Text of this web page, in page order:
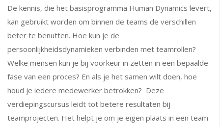
De kennis, die het basisprogramma Human Dynamics levert,
kan gebruikt worden om binnen de teams de verschillen
beter te benutten. Hoe kun je de
persoonlijkheidsdynamieken verbinden met teamrollen?
Welke mensen kun je bij voorkeur in zetten in een bepaalde
fase van een proces? En als je het samen wilt doen, hoe
houd je iedere medewerker betrokken? Deze
verdiepingscursus leidt tot betere resultaten bij
teamprojecten. Het helpt je om je eigen plaats in een team